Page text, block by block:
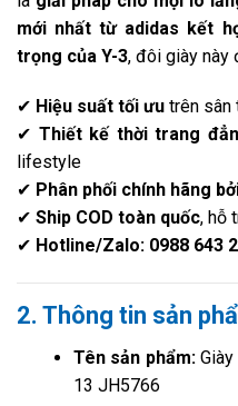
mới nhất từ adidas kết
trọng của Y-3, đôi giày này
✔ Hiệu suất tối ưu trên sân
✔ Thiết kế thời trang
lifestyle
✔ Phân phối chính hãng
✔ Ship COD toàn quốc, hỗ
✔ Hotline/Zalo: 0988 643
2. Thông tin sản
Tên sản phẩm:Giày
13 JH5766